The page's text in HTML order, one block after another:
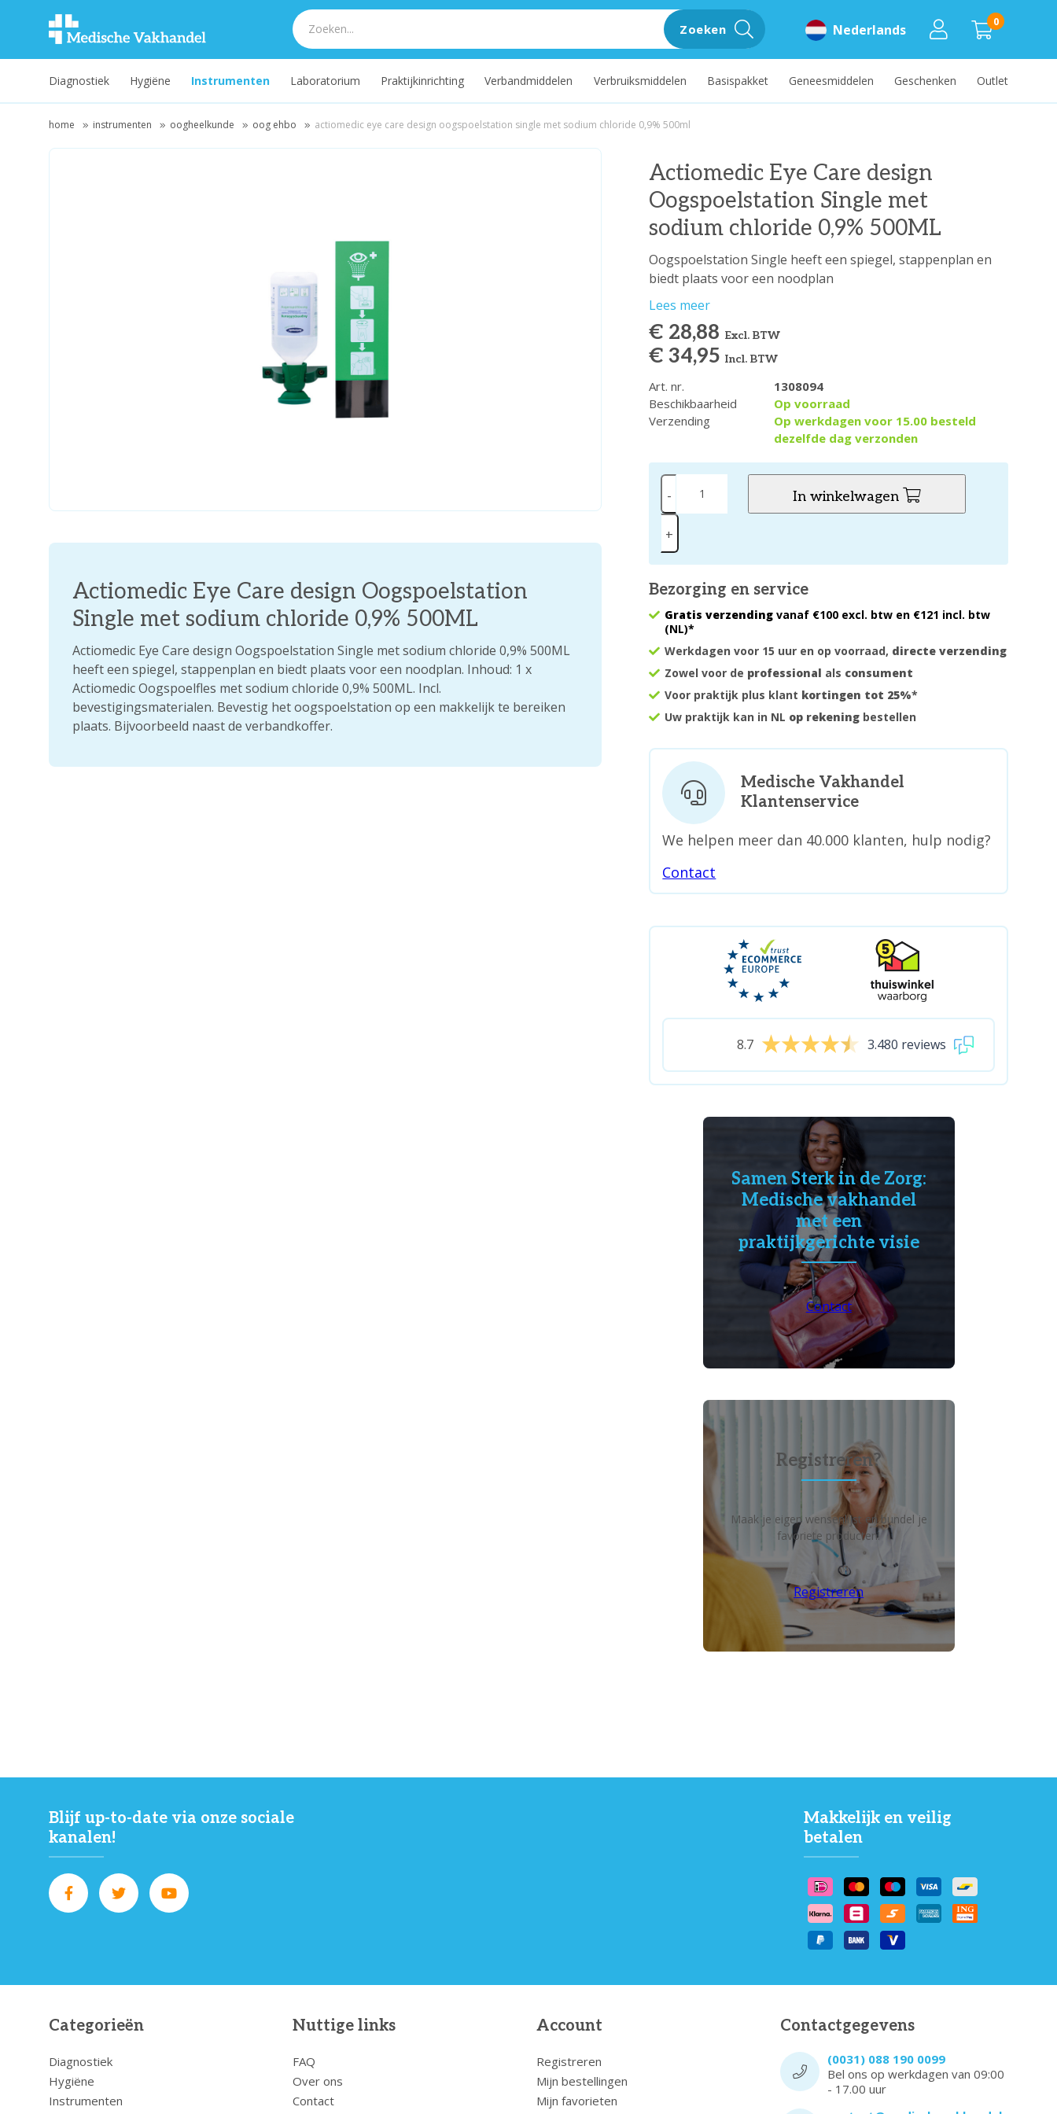
0
Nederlands
Zoeken
Diagnostiek Hygiëne Instrumenten Laboratorium Praktijkinrichting Verbandmiddelen Verbruiksmiddelen Basispakket Geneesmiddelen Geschenken Outlet
home instrumenten oogheelkunde oog ehbo actiomedic eye care design oogspoelstation single met sodium chloride 0,9% 500ml
Actiomedic Eye Care design
Oogspoelstation Single met
sodium chloride 0,9% 500ML
Oogspoelstation Single heeft een spiegel, stappenplan en
biedt plaats voor een noodplan
Lees meer
€ 28,88 Excl. BTW
€ 34,95Incl. BTW
Art. nr.
1308094
Beschikbaarheid
Op voorraad
Verzending
Op werkdagen voor 15.00 besteld
dezelfde dag verzonden
-
+
In winkelwagen
Bezorging en service
Gratis verzending vanaf €100 excl. btw en €121 incl. btw
(NL)*
Werkdagen voor 15 uur en op voorraad, directe verzending
Zowel voor de professional als consument
Voor praktijk plus klant kortingen tot 25%*
Uw praktijk kan in NL op rekening bestellen
Actiomedic Eye Care design Oogspoelstation
Single met sodium chloride 0,9% 500ML
Actiomedic Eye Care design Oogspoelstation Single met sodium chloride 0,9% 500ML
heeft een spiegel, stappenplan en biedt plaats voor een noodplan. Inhoud: 1 x
Actiomedic Oogspoelfles met sodium chloride 0,9% 500ML. Incl.
bevestigingsmaterialen. Bevestig het oogspoelstation op een makkelijk te bereiken
plaats. Bijvoorbeeld naast de verbandkoffer.
Medische Vakhandel
Klantenservice
We helpen meer dan 40.000 klanten, hulp nodig?
Contact
8.7 3.480 reviews
Samen Sterk in de Zorg:
Medische vakhandel
met een
praktijkgerichte visie
Contact
Registreren?
Maak je eigen wensenlijst en bundel je
favoriete producten!
Registreren
Blijf up-to-date via onze sociale
kanalen!
Makkelijk en veilig
betalen
Categorieën
Diagnostiek
Hygiëne
Instrumenten
Nuttige links
FAQ
Over ons
Contact
Account
Registreren
Mijn bestellingen
Mijn favorieten
Contactgegevens
(0031) 088 190 0099
Bel ons op werkdagen van 09:00
- 17.00 uur